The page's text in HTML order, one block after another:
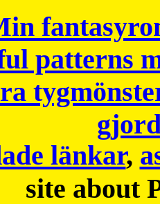
patterns
länkar,
site about